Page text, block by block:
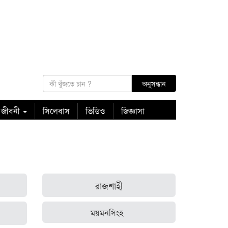
সিলেবাস ভিডিও জিজ্ঞাসা
রাজশাহী
ময়মনসিংহ